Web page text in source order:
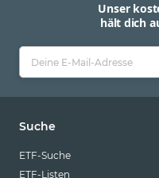
Unser
hält dich
Suche
ETF-Suche
ETF-Listen